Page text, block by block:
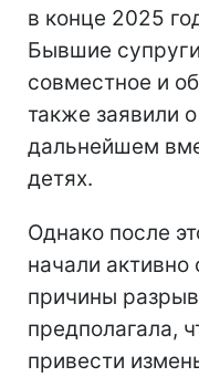
в конце 2025
Бывшие
совместное и
также заявили
дальнейшем
детях.
Однако после
начали
причины
предполагала,
привести